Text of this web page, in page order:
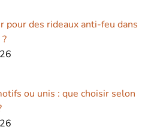
pour des rideaux anti-feu dans
ou unis : que choisir selon